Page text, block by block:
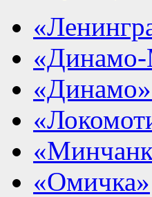
«Динамо-
«Омичка»